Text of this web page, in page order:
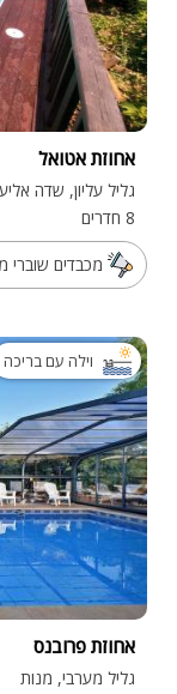
אחוזת אטואל
גליל עליון, שדה
8 חדרים
מכבדים שוברי
וילה עם בריכה
אחוזת פרובנס
גליל מערבי, מנות